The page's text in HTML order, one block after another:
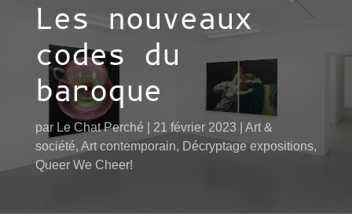
Les nouveaux
codes du
baroque
par Le Chat Perché 21 février 2023
Art &
société, Art contemporain, Décryptage expositions,
Queer We Cheer!